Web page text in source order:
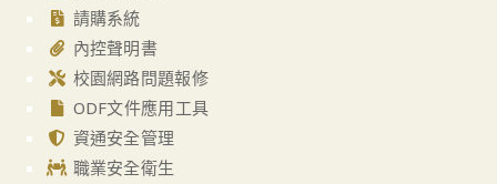
請購系統
內控聲明書
校園網路問題報修
ODF文件應用工具
資通安全管理
職業安全衛生